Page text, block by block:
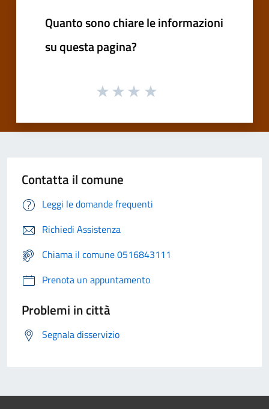
Quanto sono chiare le informazioni
su questa pagina?
Contatta il comune
Leggi le domande frequenti
Richiedi Assistenza
Chiama il comune 0516843111
Prenota un appuntamento
Problemi in città
Segnala disservizio